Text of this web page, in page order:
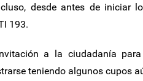
desde antes de iniciar
193.
a la ciudadanía
teniendo algunos cupos